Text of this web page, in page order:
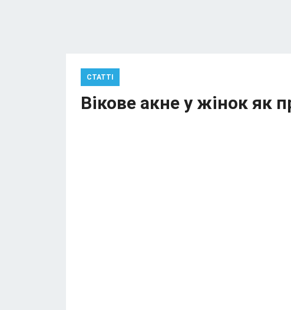
СТАТТІ
Вікове акне у жінок як